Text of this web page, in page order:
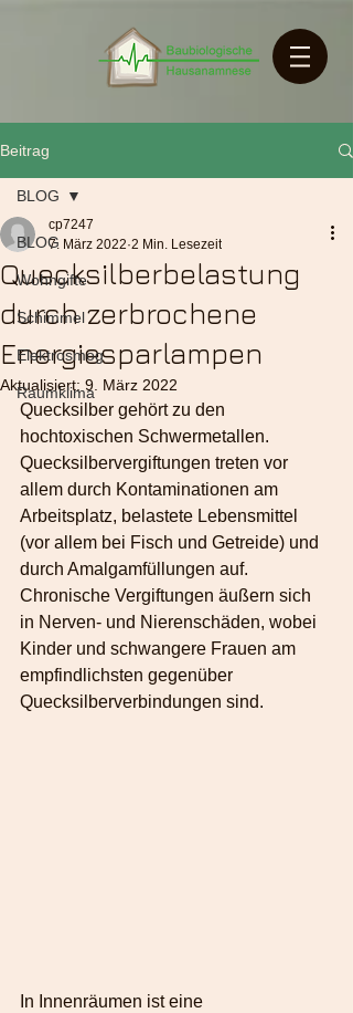
Beitrag
BLOG
Wohngifte
Schimmel
Elektrosmog
Raumklima
BLOG
Quecksilberbelastung
durch zerbrochene
Energiesparlampen
cp7247
7. März 2022 2 Min. Lesezeit
Aktualisiert: 9. März 2022
Quecksilber gehört zu den
hochtoxischen Schwermetallen.
Quecksilbervergiftungen treten vor
allem durch Kontaminationen am
Arbeitsplatz, belastete Lebensmittel
(vor allem bei Fisch und Getreide) und
durch Amalgamfüllungen auf.
Chronische Vergiftungen äußern sich
in Nerven- und Nierenschäden, wobei
Kinder und schwangere Frauen am
empfindlichsten gegenüber
Quecksilberverbindungen sind.
In Innenräumen ist eine